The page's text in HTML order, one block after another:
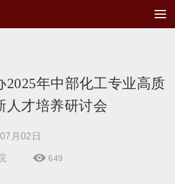
2025年中部化工专业高质
人才培养研讨会
月02日
 649